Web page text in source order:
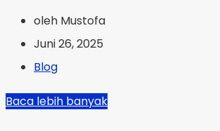
oleh Mustofa
Juni 26, 2025
Blog
Baca lebih banyak